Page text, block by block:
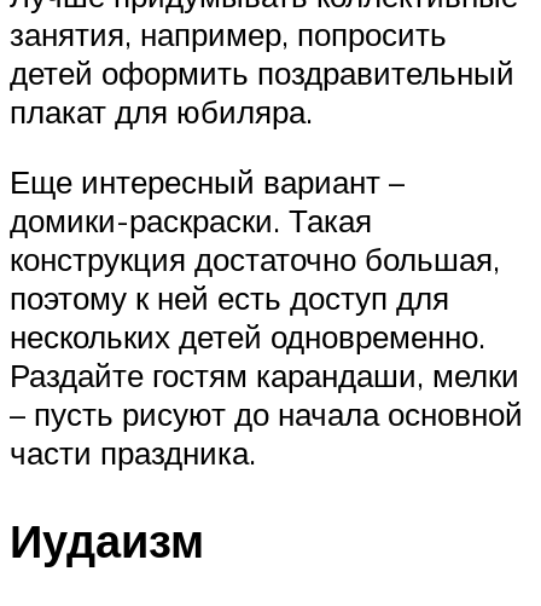
занятия, например, попросить
детей оформить поздравительный
плакат для юбиляра.
Еще интересный вариант –
домики-раскраски. Такая
конструкция достаточно большая,
поэтому к ней есть доступ для
нескольких детей одновременно.
Раздайте гостям карандаши, мелки
– пусть рисуют до начала основной
части праздника.
Иудаизм